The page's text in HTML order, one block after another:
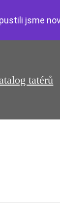
jsme
tatérů